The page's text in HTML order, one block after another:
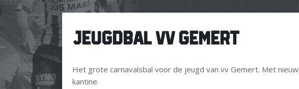
JEUGDBAL VV GEMERT
Het grote carnavalsbal voor de jeugd van vv Gemert. Met
kantine.